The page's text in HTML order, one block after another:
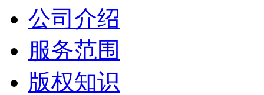
公司介绍
服务范围
版权知识